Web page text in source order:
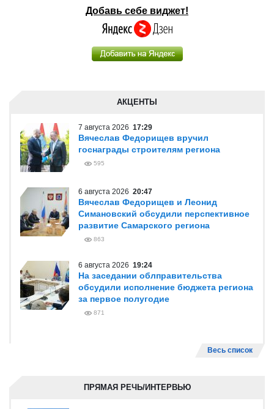
Добавь себе виджет!
АКЦЕНТЫ
7 августа 2026 17:29
Вячеслав Федорищев вручил
госнаграды строителям региона
595
6 августа 2026 20:47
Вячеслав Федорищев и Леонид
Симановский обсудили перспективное
развитие Самарского региона
863
6 августа 2026 19:24
На заседании облправительства
обсудили исполнение бюджета региона
за первое полугодие
871
Весь список
ПРЯМАЯ РЕЧЬ/ИНТЕРВЬЮ